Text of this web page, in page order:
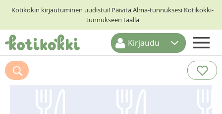
Kotikokin kirjautuminen uudistui! Päivitä Alma-tunnuksesi Kotikokki-
tunnukseen täällä
ETUSIVU
RESEPTIHAKU
Kirjaudu
Suosittelemme myös